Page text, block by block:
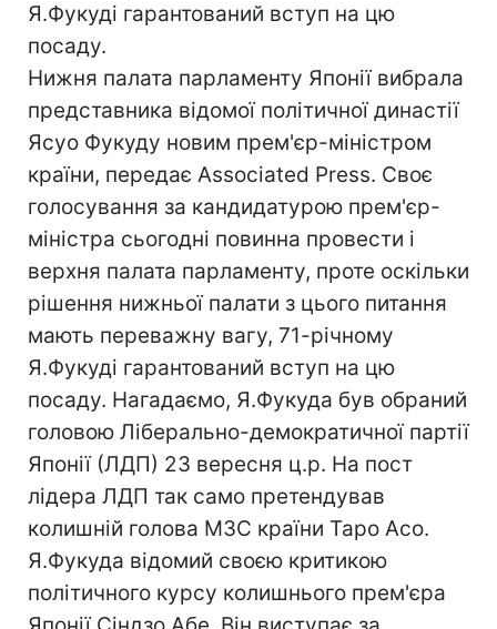
Я.Фукуді гарантований вступ на цю
посаду.
Нижня палата парламенту Японії вибрала
представника відомої політичної династії
Ясуо Фукуду новим прем'єр-міністром
країни, передає Associated Press. Своє
голосування за кандидатурою прем'єр-
міністра сьогодні повинна провести і
верхня палата парламенту, проте оскільки
рішення нижньої палати з цього питання
мають переважну вагу, 71-річному
Я.Фукуді гарантований вступ на цю
посаду. Нагадаємо, Я.Фукуда був обраний
головою Ліберально-демократичної партії
Японії (ЛДП) 23 вересня ц.р. На пост
лідера ЛДП так само претендував
колишній голова МЗС країни Таро Асо.
Я.Фукуда відомий своєю критикою
політичного курсу колишнього прем'єра